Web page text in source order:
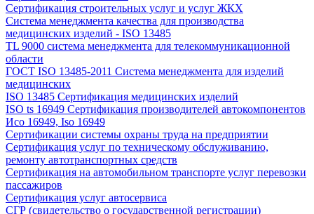
Сертификация строительных услуг и услуг ЖКХ
Система менеджмента качества для производства
медицинских изделий - ISO 13485
TL 9000 система менеджмента для телекоммуникационной
области
ГОСТ ISO 13485-2011 Система менеджмента для изделий
медицинских
ISO 13485 Сертификация медицинских изделий
ISO ts 16949 Сертификация производителей автокомпонентов
Исо 16949, Iso 16949
Сертификации системы охраны труда на предприятии
Сертификация услуг по техническому обслуживанию,
ремонту автотранспортных средств
Сертификация на автомобильном транспорте услуг перевозки
пассажиров
Сертификация услуг автосервиса
СГР (свидетельство о государственной регистрации)